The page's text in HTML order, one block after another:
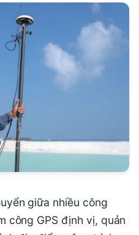
giữa nhiều công
công GPS định vị, quản